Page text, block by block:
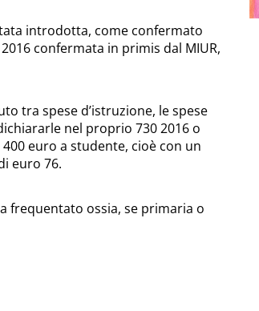
introdotta, come confermato
confermata in primis dal MIUR,
tra spese d’istruzione, le spese
nel proprio 730 2016 o
euro a studente, cioè con un
euro 76.
frequentato ossia, se primaria o